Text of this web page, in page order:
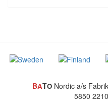
BATONordic a/s
5850 2210